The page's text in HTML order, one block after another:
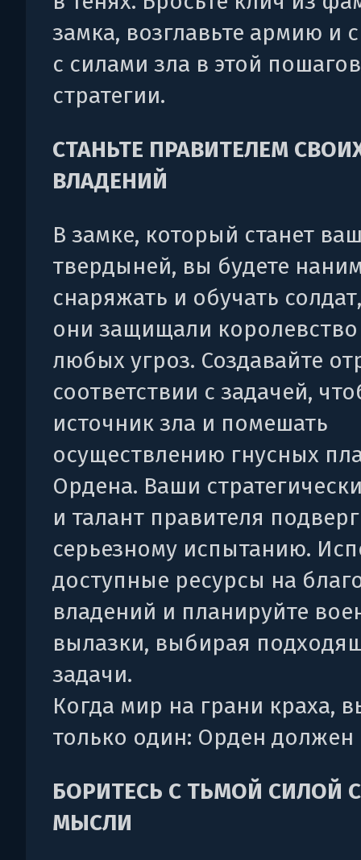
замка, возглавьте армию и
с силами зла в этой
стратегии.
СТАНЬТЕ ПРАВИТЕЛЕМ
ВЛАДЕНИЙ
В замке, который станет
твердыней, вы будете
снаряжать и обучать
они защищали королевство
любых угроз. Создавайте
соответствии с задачей,
источник зла и помешать
осуществлению гнусных
Ордена. Ваши
и талант правителя
серьезному испытанию.
доступные ресурсы на
владений и планируйте
вылазки, выбирая
задачи.
Когда мир на грани краха,
только один: Орден должен
БОРИТЕСЬ С ТЬМОЙ СИЛОЙ
МЫСЛИ